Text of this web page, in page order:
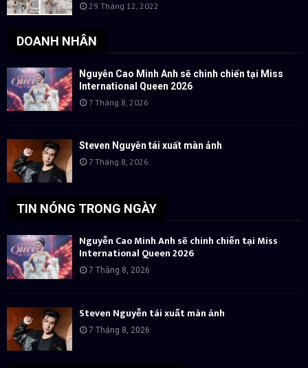
29 Tháng 12, 2022
DOANH NHÂN
Nguyễn Cao Minh Anh sẽ chinh chiến tại Miss
International Queen 2026
7 Tháng 8, 2026
Steven Nguyễn tái xuất màn ảnh
7 Tháng 8, 2026
TIN NÓNG TRONG NGÀY
Nguyễn Cao Minh Anh sẽ chinh chiến tại Miss
International Queen 2026
7 Tháng 8, 2026
Steven Nguyễn tái xuất màn ảnh
7 Tháng 8, 2026